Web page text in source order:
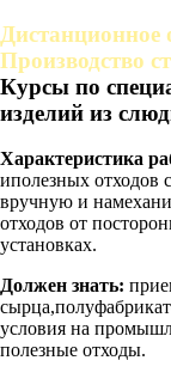
Дистанционное
Производство
Курсы по
изделий из
Характеристика
иполезных отходов
вручную и
отходов от
установках.
Должен знать:
условия на
полезные отходы.